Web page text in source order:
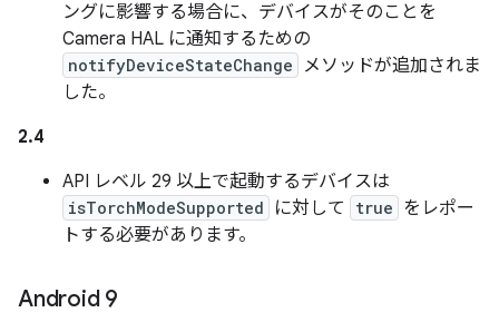
ングに影響する場合に、デバイスがそのことを
Camera HAL に通知するための
notifyDeviceStateChange
メソッドが追加されま
した。
2.4
API レベル 29 以上で起動するデバイスは
isTorchModeSupported に対して true をレポー
トする必要があります。
Android 9